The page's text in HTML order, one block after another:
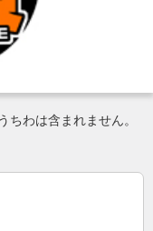
ちわは含まれません。